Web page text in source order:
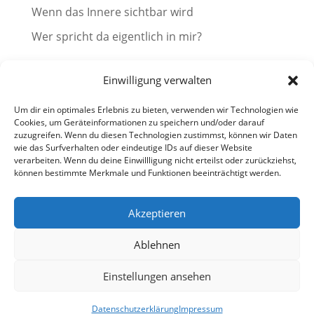
Einwilligung verwalten
Um dir ein optimales Erlebnis zu bieten, verwenden wir Technologien wie
Cookies, um Geräteinformationen zu speichern und/oder darauf
zuzugreifen. Wenn du diesen Technologien zustimmst, können wir Daten
wie das Surfverhalten oder eindeutige IDs auf dieser Website
verarbeiten. Wenn du deine Einwillligung nicht erteilst oder zurückziehst,
können bestimmte Merkmale und Funktionen beeinträchtigt werden.
Akzeptieren
Ablehnen
Einstellungen ansehen
DatenschutzerklärungImpressum
Wenn das Innere sichtbar wird
Wer spricht da eigentlich in mir?
Die Innere Kritikerin
Burnout beginnt leiser, als viele denken
Warum dein Inneres Dorf nie fertig ist
Wer spricht da eigentlich in mir?
Impressum|Datenschutz